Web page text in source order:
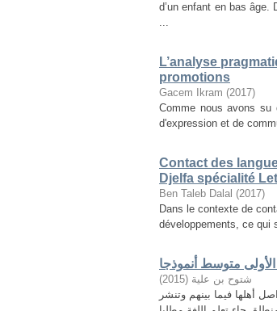
d’un enfant en bas âge.
...
L’analyse
promotions
Gacem Ikram (2017)
Comme nous avons su
d'expression et de
Contact des
Djelfa spécialité
Ben Taleb Dalal (2017)
Dans le contexte de
développements, ce qui
الأولى متوسط أنموذجا
شتوح بن علیة (
2015
)
أهلها فيما بينهم وتنشر